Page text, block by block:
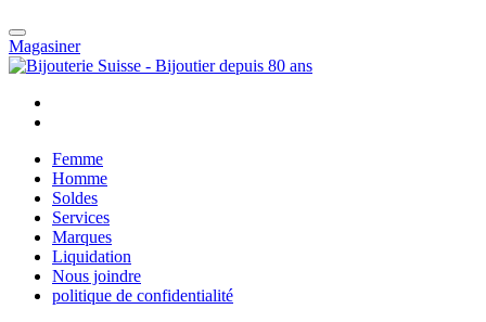
Magasiner
Femme
Homme
Soldes
Services
Marques
Liquidation
Nous joindre
politique de confidentialité